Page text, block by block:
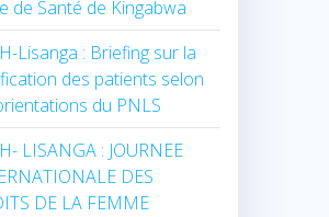
de Santé de Kingabwa
Lisanga : Briefing sur la
des patients selon
du PNLS
LISANGA : JOURNEE
DES
DE LA FEMME